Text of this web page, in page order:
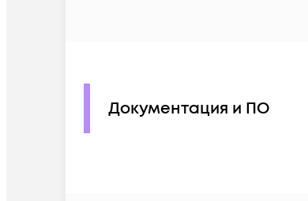
Документация и ПО